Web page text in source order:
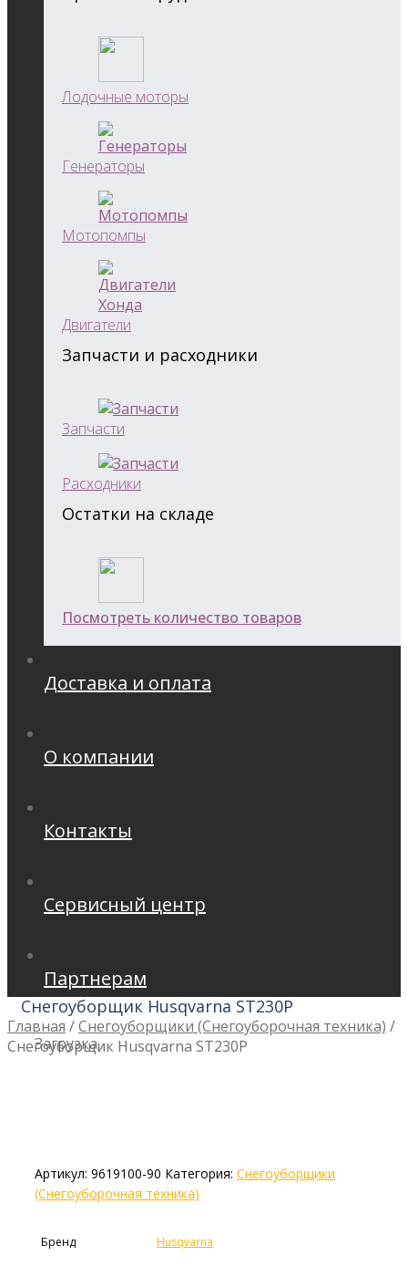
Лодочные моторы
Генераторы
Мотопомпы
Двигатели
Запчасти и расходники
Запчасти
Расходники
Остатки на складе
Посмотреть количество товаров
Доставка и оплата
О компании
Контакты
Сервисный центр
Партнерам
Главная /Снегоуборщики (Снегоуборочная техника) /
Снегоуборщик Husqvarna ST230P
Снегоуборщик Husqvarna ST230P
Загрузка...
Артикул: 9619100-90 Категория: Снегоуборщики
(Снегоуборочная техника)
Бренд Husqvarna